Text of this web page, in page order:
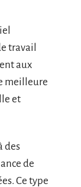
travail
aux
meilleure
et
des
de
Ce type